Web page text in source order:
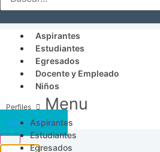
Aspirantes
Estudiantes
Egresados
Docente y Empleado
Niños
Menu
Aspirantes
Estudiantes
Egresados
Acceso SICAU